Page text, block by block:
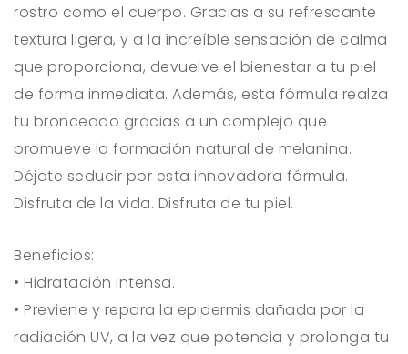
rostro como el cuerpo. Gracias a su refrescante
textura ligera, y a la increíble sensación de calma
que proporciona, devuelve el bienestar a tu piel
de forma inmediata. Además, esta fórmula realza
tu bronceado gracias a un complejo que
promueve la formación natural de melanina.
Déjate seducir por esta innovadora fórmula.
Disfruta de la vida. Disfruta de tu piel.
Beneficios:
• Hidratación intensa.
• Previene y repara la epidermis dañada por la
radiación UV, a la vez que potencia y prolonga tu